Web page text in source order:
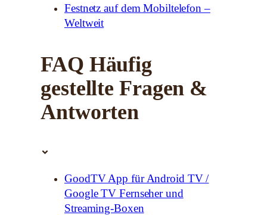
Festnetz auf dem Mobiltelefon –
Weltweit
FAQ Häufig
gestellte Fragen &
Antworten
GoodTV App für Android TV /
Google TV Fernseher und
Streaming-Boxen